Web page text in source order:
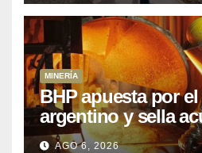
MINERÍA
BHP apuesta por
argentino y sella
Kobrea para siete
AGO 6, 2026